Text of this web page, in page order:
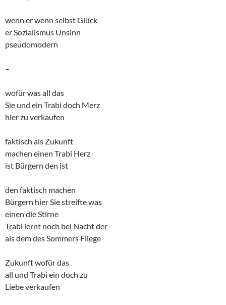
wenn er wenn selbst Glück
er Sozialismus Unsinn
pseudomodern
–
wofür was all das
Sie und ein Trabi doch Merz
hier zu verkaufen
faktisch als Zukunft
machen einen Trabi Herz
ist Bürgern den ist
den faktisch machen
Bürgern hier Sie streifte was
einen die Stirne
Trabi lernt noch bei Nacht der
als dem des Sommers Fliege
Zukunft wofür das
all und Trabi ein doch zu
Liebe verkaufen